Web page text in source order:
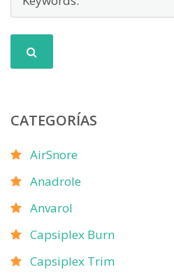
CATEGORÍAS
AirSnore
Anadrole
Anvarol
Capsiplex Burn
Capsiplex Trim